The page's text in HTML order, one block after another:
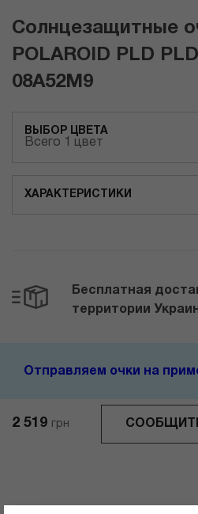
Солнцезащитные
POLAROID PLD
08A52M9
ВЫБОР ЦВЕТА
Всего 1 цвет
ХАРАКТЕРИСТИКИ
2 519 грн
Бесплатная
территории
Отправляем очки на